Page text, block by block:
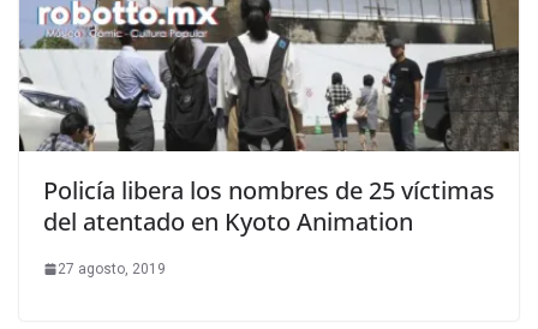
Policía libera los nombres de 25 víctimas
del atentado en Kyoto Animation
27 agosto, 2019